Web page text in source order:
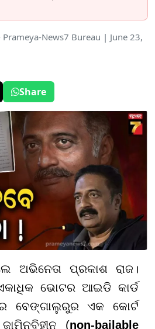
Prameya-News7 Bureau | June 23,
Share
ଅଭିନେତା ପ୍ରକାଶ ରାଜ।
ଭୋଟର ଆଇଡି କାର୍ଡ
ବେଙ୍ଗାଲୁରୁର ଏକ କୋର୍ଟ
(non-bailable